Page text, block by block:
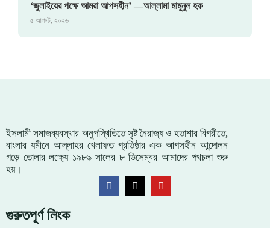
‘জুলাইয়ের পক্ষে আমরা আপসহীন’ —আল্লামা মামুনুল হক
৫ আগস্ট, ২০২৬
ইসলামী সমাজব্যবস্থার অনুপস্থিতিতে সৃষ্ট নৈরাজ্য ও হতাশার বিপরীতে,
বাংলার যমীনে আল্লাহর খেলাফত প্রতিষ্ঠার এক আপসহীন আন্দোলন
গড়ে তোলার লক্ষ্যে ১৯৮৯ সালের ৮ ডিসেম্বর আমাদের পথচলা শুরু
হয়।
গুরুতপূর্ণ লিংক